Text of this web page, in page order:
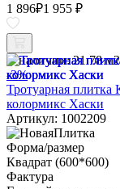
1 896₽1 955 ₽
В наличии: 21.78 м2
-3%
Тротуарная плитка
колормикс Хаски
Артикул: 1002209
Форма/размер
Квадрат (600*600)
Фактура